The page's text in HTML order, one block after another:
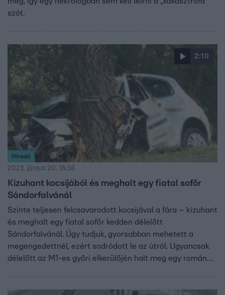
szót.
2:10
Híradó
2023. június 20. 18:36
Kizuhant kocsijából és meghalt egy fiatal sofőr
Sándorfalvánál
Szinte teljesen felcsavarodott kocsijával a fára – kizuhant
és meghalt egy fiatal sofőr kedden délelőtt
Sándorfalvánál. Úgy tudjuk, gyorsabban mehetett a
megengedettnél, ezért sodródott le az útról. Ugyancsak
délelőtt az M1-es győri elkerülőjén halt meg egy román